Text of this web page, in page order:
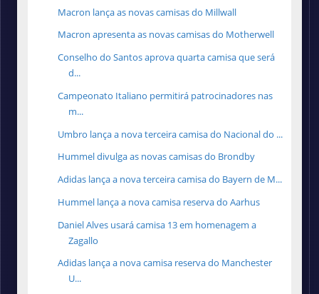
Macron lança as novas camisas do Millwall
Macron apresenta as novas camisas do Motherwell
Conselho do Santos aprova quarta camisa que será
d...
Campeonato Italiano permitirá patrocinadores nas
m...
Umbro lança a nova terceira camisa do Nacional do ...
Hummel divulga as novas camisas do Brondby
Adidas lança a nova terceira camisa do Bayern de M...
Hummel lança a nova camisa reserva do Aarhus
Daniel Alves usará camisa 13 em homenagem a
Zagallo
Adidas lança a nova camisa reserva do Manchester
U...